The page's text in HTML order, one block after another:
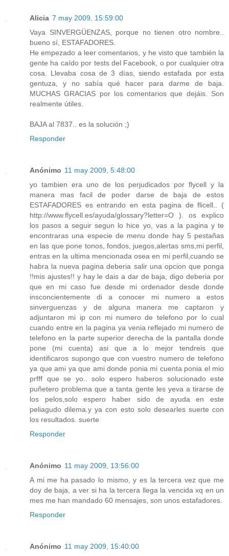
Alicia 7 may 2009, 15:59:00
Vaya SINVERGÜENZAS, porque no tienen otro nombre..
bueno sí, ESTAFADORES.
He empezado a leer comentarios, y he visto que también la
gente ha caído por tests del Facebook, o por cualquier otra
cosa. Llevaba cosa de 3 días, siendo estafada por esta
gentuza, y no sabía qué hacer para darme de baja.
MUCHAS GRACIAS por los comentarios que dejáis. Son
realmente útiles.
BAJA al 7837.. es la solución ;)
Responder
Anónimo 11 may 2009, 5:48:00
yo tambien era uno de los perjudicados por flycell y la
manera mas facil de poder darse de baja de estos
ESTAFADORES es entrando en esta pagina de flicell.. (
http://www.flycell.es/ayuda/glossary?letter=O ). os explico
los pasos a seguir segun lo hice yo, vas a la pagina y te
encontraras una especie de menu donde hay 5 pestañas
en las que pone tonos, fondos, juegos,alertas sms,mi perfil,
entras en la ultima mencionada osea en mi perfil,cuando se
habra la nueva pagina deberia salir una opcion que ponga
!!mis ajustes!! y hay le dais a dar de baja, digo deberia por
que en mi caso fue desde mi ordenador desde donde
insconcientemente di a conocer mi numero a estos
sinverguenzas y de alguna manera me captaron y
adjuntaron mi ip con mi numero de telefono por lo cual
cuando entre en la pagina ya venia reflejado mi numero de
telefono en la parte superior derecha de la pantalla donde
pone (mi cuenta) asi que a lo mejor tendreis que
identificaros supongo que con vuestro numero de telefono
ya que ami ya que ami donde ponia mi cuenta ponia el mio
prfff que se yo.. solo espero haberos solucionado este
puñetero problema que a tanta gente les yeva a tirarse de
los pelos,solo espero haber sido de ayuda en este
peliagudo dilema.y ya con esto solo desearles suerte con
los resultados. suerte
Responder
Anónimo 11 may 2009, 13:56:00
A mi me ha pasado lo mismo, y es la tercera vez que me
doy de baja, a ver si ha la tercera llega la vencida xq en un
mes me han mandado 60 mensajes, son unos estafadores.
Responder
Anónimo 11 may 2009, 15:40:00